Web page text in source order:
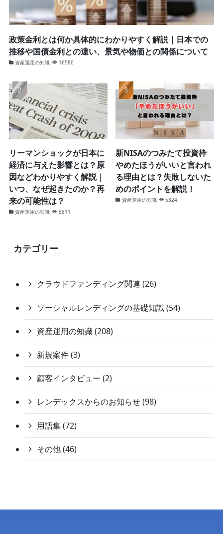
政策金利とは何か具体的にわかりやすく解説｜日本での
推移や国債金利との違い、景気や物価との関係について
資産運用の知識 16580
リーマンショックが日本に
経済に与えた影響とは？原
因などわかりやすく解説｜
いつ、なぜ起きたのか？再
来の可能性は？
資産運用の知識 8811
新NISAのつみたて投資枠
やめたほうがいいと言われ
る理由とは？失敗しないた
めのポイントを解説！
資産運用の知識 5324
カテゴリー
クラウドファンディング関連 (26)
ソーシャルレンディングの基礎知識 (54)
資産運用の知識 (208)
新規案件 (3)
顧客インタビュー (2)
レンデックスからのお知らせ (98)
用語集 (72)
その他 (46)